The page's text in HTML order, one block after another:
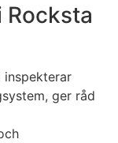
Rocksta
ger råd